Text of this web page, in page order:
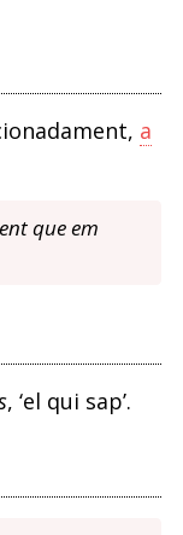
a
que em
, ‘el qui sap’.